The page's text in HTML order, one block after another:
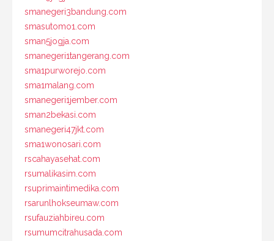
smanegeri3bandung.com
smasutomo1.com
sman5jogja.com
smanegeri1tangerang.com
sma1purworejo.com
sma1malang.com
smanegeri1jember.com
sman2bekasi.com
smanegeri47jkt.com
sma1wonosari.com
rscahayasehat.com
rsumalikasim.com
rsuprimaintimedika.com
rsarunlhokseumaw.com
rsufauziahbireu.com
rsumumcitrahusada.com